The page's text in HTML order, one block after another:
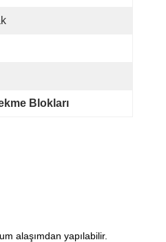
Blokları
alaşımdan yapılabilir.